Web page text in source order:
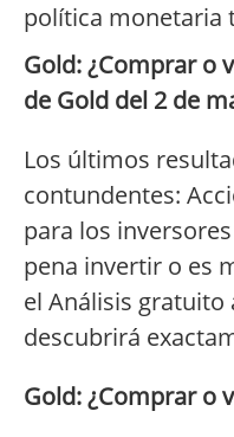
política monetaria
Gold: ¿Comprar o
de Gold del 2 de
Los últimos
contundentes:
para los
pena invertir o es
el Análisis gratuito
descubrirá
Gold: ¿Comprar o